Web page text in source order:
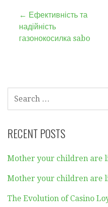
Post
navigation
← Ефективність та
надійність
газонокосилка sabo
SEARCH
FOR:
RECENT POSTS
Mother your children are
Mother your children are
The Evolution of Casino